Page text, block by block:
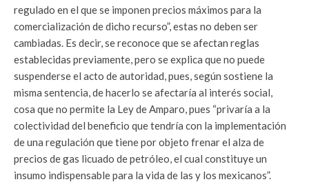
regulado en el que se imponen precios máximos para la
comercialización de dicho recurso”, estas no deben ser
cambiadas. Es decir, se reconoce que se afectan reglas
establecidas previamente, pero se explica que no puede
suspenderse el acto de autoridad, pues, según sostiene la
misma sentencia, de hacerlo se afectaría al interés social,
cosa que no permite la Ley de Amparo, pues “privaría a la
colectividad del beneficio que tendría con la implementación
de una regulación que tiene por objeto frenar el alza de
precios de gas licuado de petróleo, el cual constituye un
insumo indispensable para la vida de las y los mexicanos”.